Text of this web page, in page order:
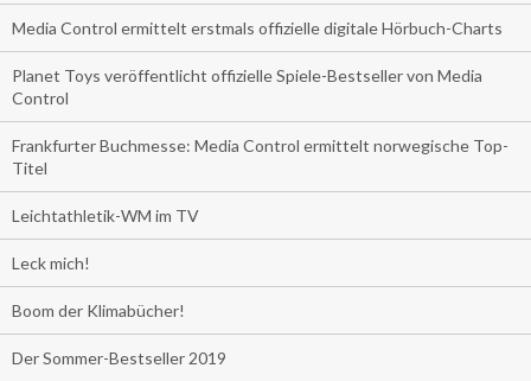
Media Control ermittelt erstmals offizielle digitale Hörbuch-Charts
Planet Toys veröffentlicht offizielle Spiele-Bestseller von Media
Control
Frankfurter Buchmesse: Media Control ermittelt norwegische Top-
Titel
Leichtathletik-WM im TV
Leck mich!
Boom der Klimabücher!
Der Sommer-Bestseller 2019